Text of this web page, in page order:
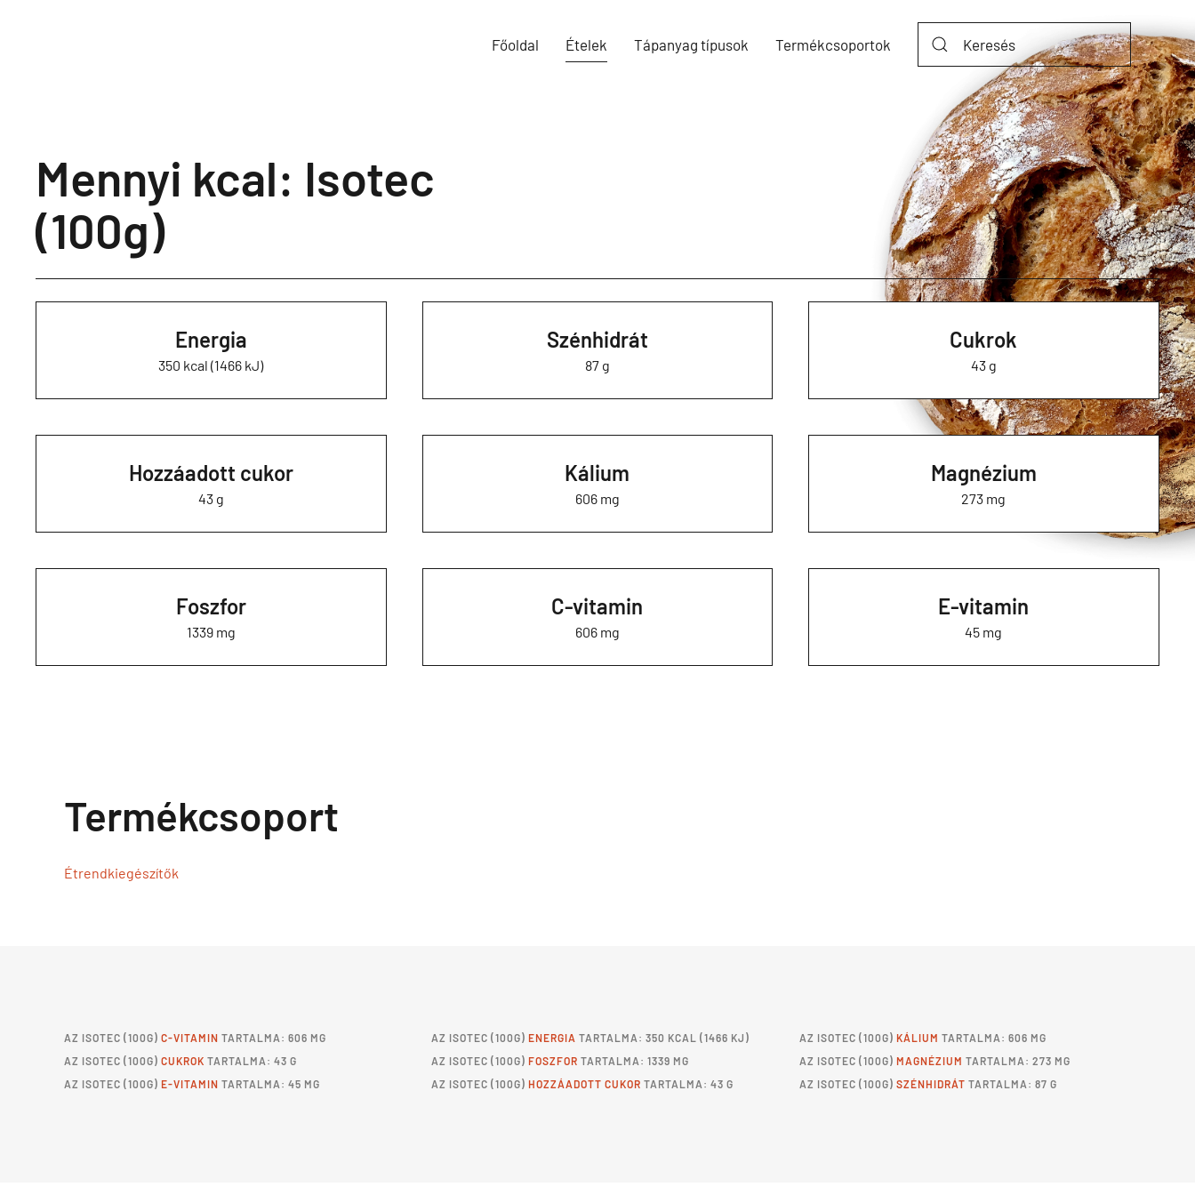
Főoldal Ételek Tápanyag típusok Termékcsoportok
Mennyi kcal: Isotec
(100g)
Energia
350 kcal (1466 kJ)
Szénhidrát
87 g
Cukrok
43 g
Hozzáadott cukor
43 g
Kálium
606 mg
Magnézium
273 mg
Foszfor
1339 mg
C-vitamin
606 mg
E-vitamin
45 mg
Termékcsoport
Étrendkiegészítők
AZ ISOTEC (100G) C-VITAMIN TARTALMA: 606 MG
AZ ISOTEC (100G) CUKROK TARTALMA: 43 G
AZ ISOTEC (100G) E-VITAMIN TARTALMA: 45 MG
AZ ISOTEC (100G)ENERGIA TARTALMA: 350 KCAL (1466 KJ)
AZ ISOTEC (100G)FOSZFOR TARTALMA: 1339 MG
AZ ISOTEC (100G)HOZZÁADOTT CUKOR TARTALMA: 43 G
AZ ISOTEC (100G) KÁLIUM TARTALMA: 606 MG
AZ ISOTEC (100G) MAGNÉZIUM TARTALMA: 273 MG
AZ ISOTEC (100G) SZÉNHIDRÁT TARTALMA: 87 G